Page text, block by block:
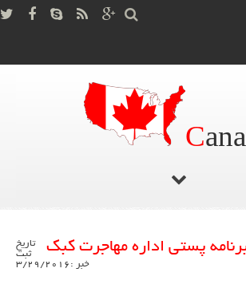
C
پستی اداره مهاجرت کبک
تاریخ
ثبت
خبر :3/29/2016